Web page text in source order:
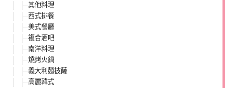
其他料理
西式排餐
美式餐廳
複合酒吧
南洋料理
燒烤火鍋
義大利麵披薩
高麗韓式